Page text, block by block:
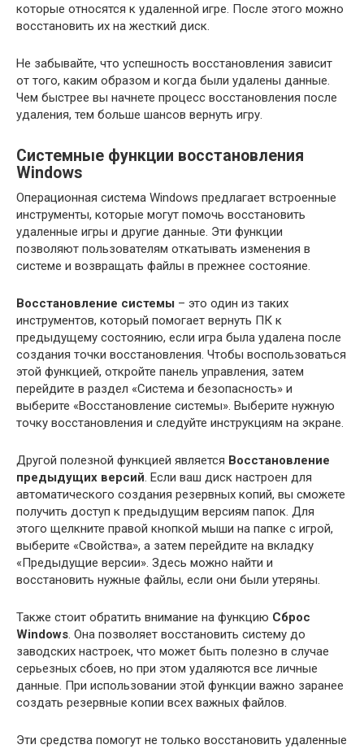
которые относятся к удаленной игре. После этого можно
восстановить их на жесткий диск.
Не забывайте, что успешность восстановления зависит
от того, каким образом и когда были удалены данные.
Чем быстрее вы начнете процесс восстановления после
удаления, тем больше шансов вернуть игру.
Системные функции восстановления
Windows
Операционная система Windows предлагает встроенные
инструменты, которые могут помочь восстановить
удаленные игры и другие данные. Эти функции
позволяют пользователям откатывать изменения в
системе и возвращать файлы в прежнее состояние.
Восстановление системы – это один из таких
инструментов, который помогает вернуть ПК к
предыдущему состоянию, если игра была удалена после
создания точки восстановления. Чтобы воспользоваться
этой функцией, откройте панель управления, затем
перейдите в раздел «Система и безопасность» и
выберите «Восстановление системы». Выберите нужную
точку восстановления и следуйте инструкциям на экране.
Другой полезной функцией является Восстановление
предыдущих версий. Если ваш диск настроен для
автоматического создания резервных копий, вы сможете
получить доступ к предыдущим версиям папок. Для
этого щелкните правой кнопкой мыши на папке с игрой,
выберите «Свойства», а затем перейдите на вкладку
«Предыдущие версии». Здесь можно найти и
восстановить нужные файлы, если они были утеряны.
Также стоит обратить внимание на функцию Сброс
Windows. Она позволяет восстановить систему до
заводских настроек, что может быть полезно в случае
серьезных сбоев, но при этом удаляются все личные
данные. При использовании этой функции важно заранее
создать резервные копии всех важных файлов.
Эти средства помогут не только восстановить удаленные